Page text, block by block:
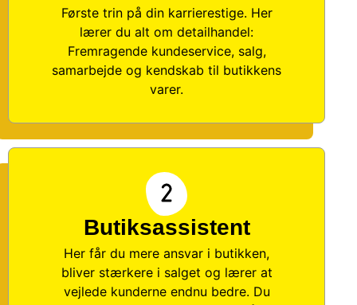
Første trin på din karrierestige. Her
lærer du alt om detailhandel:
Fremragende kundeservice, salg,
samarbejde og kendskab til butikkens
varer.​
Butiksassistent
Her får du mere ansvar i butikken,
bliver stærkere i salget og lærer at
vejlede kunderne endnu bedre. Du